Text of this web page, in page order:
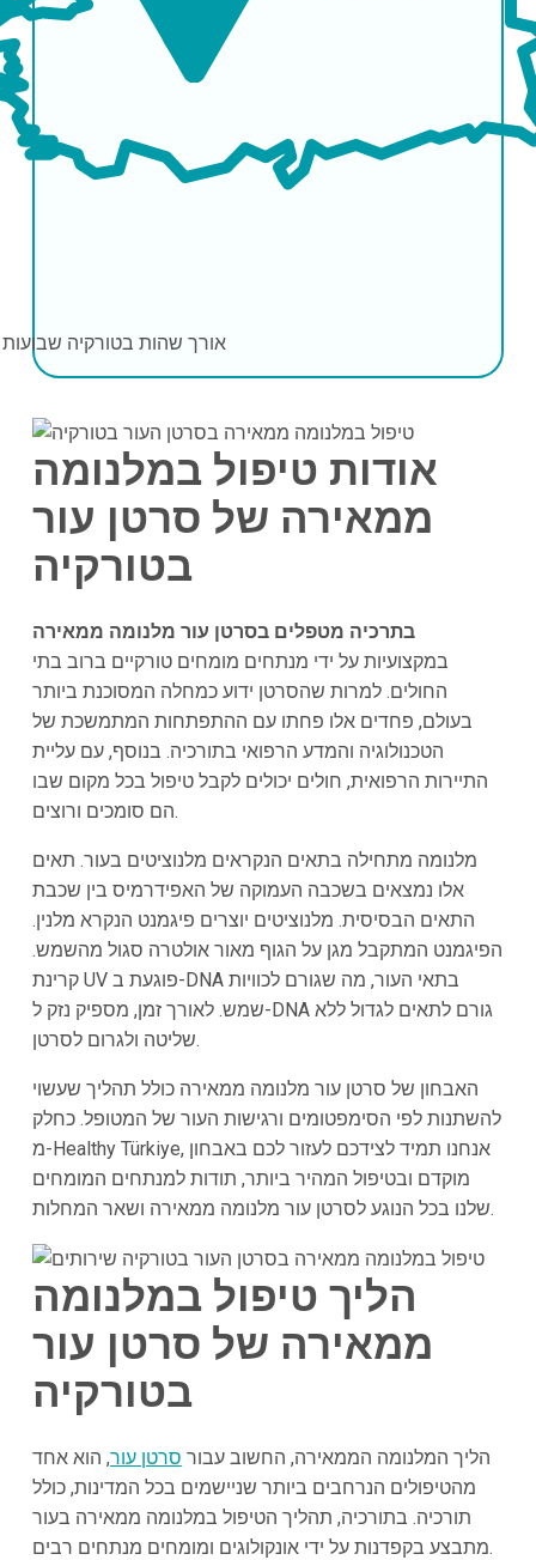
אורך שהות בטורקיה שבועות 2-
אודות טיפול במלנומה
ממאירה של סרטן עור
בטורקיה
בתרכיה מטפלים בסרטן עור מלנומה ממאירה
במקצועיות על ידי מנתחים מומחים טורקיים ברוב בתי
החולים. למרות שהסרטן ידוע כמחלה המסוכנת ביותר
בעולם, פחדים אלו פחתו עם ההתפתחות המתמשכת של
הטכנולוגיה והמדע הרפואי בתורכיה. בנוסף, עם עליית
התיירות הרפואית, חולים יכולים לקבל טיפול בכל מקום שבו
הם סומכים ורוצים.
מלנומה מתחילה בתאים הנקראים מלנוציטים בעור. תאים
אלו נמצאים בשכבה העמוקה של האפידרמיס בין שכבת
התאים הבסיסית. מלנוציטים יוצרים פיגמנט הנקרא מלנין.
הפיגמנט המתקבל מגן על הגוף מאור אולטרה סגול מהשמש.
קרינת UV פוגעת ב-DNA בתאי העור, מה שגורם לכוויות
שמש. לאורך זמן, מספיק נזק ל-DNA גורם לתאים לגדול ללא
שליטה ולגרום לסרטן.
האבחון של סרטן עור מלנומה ממאירה כולל תהליך שעשוי
להשתנות לפי הסימפטומים ורגישות העור של המטופל. כחלק
מ-Healthy Türkiye, אנחנו תמיד לצידכם לעזור לכם באבחון
מוקדם ובטיפול המהיר ביותר, תודות למנתחים המומחים
שלנו בכל הנוגע לסרטן עור מלנומה ממאירה ושאר המחלות.
הליך טיפול במלנומה
ממאירה של סרטן עור
בטורקיה
הליך המלנומה הממאירה, החשוב עבור סרטן עור, הוא אחד
מהטיפולים הנרחבים ביותר שניישמים בכל המדינות, כולל
תורכיה. בתורכיה, תהליך הטיפול במלנומה ממאירה בעור
מתבצע בקפדנות על ידי אונקולוגים ומומחים מנתחים רבים.